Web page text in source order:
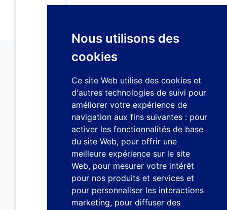
Nous utilisons des
cookies
Ce site Web utilise des cookies et
d'autres technologies de suivi pour
améliorer votre expérience de
navigation aux fins suivantes : pour
activer les fonctionnalités de base
du site Web, pour offrir une
meilleure expérience sur le site
Web, pour mesurer votre intérêt
pour nos produits et services et
pour personnaliser les interactions
marketing, pour diffuser des